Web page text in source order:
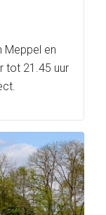
Meppel en
tot 21.45 uur